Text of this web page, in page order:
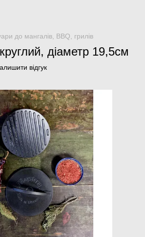
до мангалів, BBQ, грилів
діаметр 19,5см
відгук